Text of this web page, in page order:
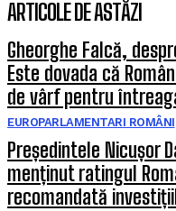
ARTICOLE DE ASTĂZI
Gheorghe Falcă,
Este dovada că
de vârf pentru
EUROPARLAMENTARI ROMÂNI
Președintele Nicușor
menținut ratingul
recomandată